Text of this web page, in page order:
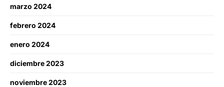
marzo 2024
febrero 2024
enero 2024
diciembre 2023
noviembre 2023